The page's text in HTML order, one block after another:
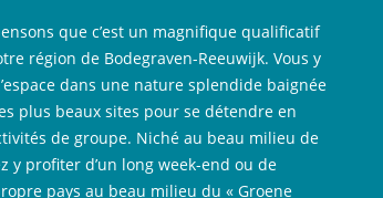
que c’est un magnifique qualificatif
région de Bodegraven-Reeuwijk. Vous y
dans une nature splendide baignée
plus beaux sites pour se détendre en
de groupe. Niché au beau milieu de
y profiter d’un long week-end ou de
pays au beau milieu du « Groene